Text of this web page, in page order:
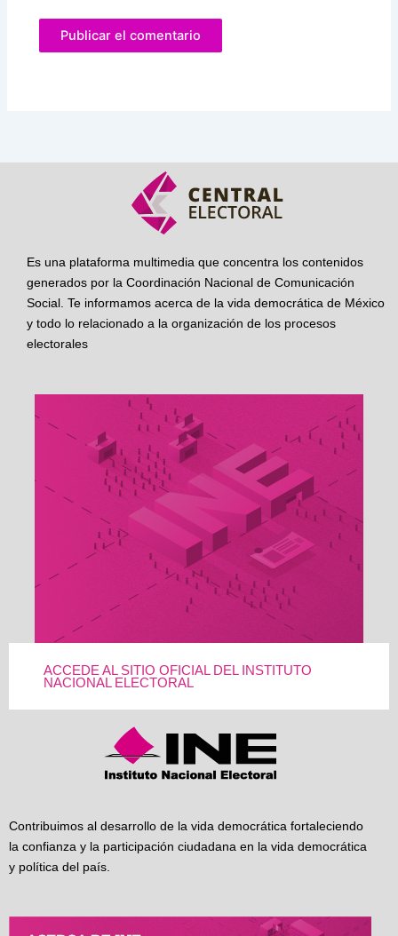
Es una plataforma multimedia que concentra los contenidos
generados por la Coordinación Nacional de Comunicación
Social. Te informamos acerca de la vida democrática de México
y todo lo relacionado a la organización de los procesos
electorales
ACCEDE AL SITIO OFICIAL DEL INSTITUTO
NACIONAL ELECTORAL
Contribuimos al desarrollo de la vida democrática fortaleciendo
la confianza y la participación ciudadana en la vida democrática
y política del país.